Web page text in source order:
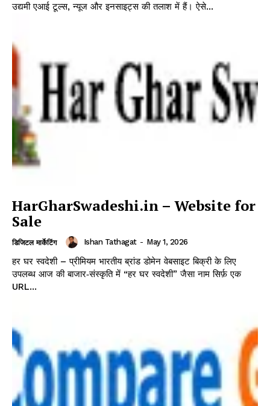
उद्यमी एआई टूल्स, न्यूज और इनसाइट्स की तलाश में हैं। ऐसे...
HarGharSwadeshi.in – Website for
Sale
डिजिटल मार्केटिंग Ishan Tathagat - May 1, 2026
हर घर स्वदेशी – प्रीमियम भारतीय ब्रांड डोमेन वेबसाइट बिक्री के लिए
उपलब्ध आज की बाजार‑संस्कृति में “हर घर स्वदेशी” जैसा नाम सिर्फ़ एक
URL...